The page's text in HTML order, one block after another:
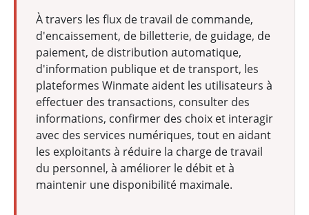
À travers les flux de travail de commande,
d'encaissement, de billetterie, de guidage, de
paiement, de distribution automatique,
d'information publique et de transport, les
plateformes Winmate aident les utilisateurs à
effectuer des transactions, consulter des
informations, confirmer des choix et interagir
avec des services numériques, tout en aidant
les exploitants à réduire la charge de travail
du personnel, à améliorer le débit et à
maintenir une disponibilité maximale.